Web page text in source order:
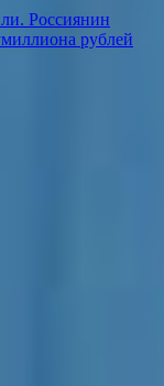
Россиянин
рублей